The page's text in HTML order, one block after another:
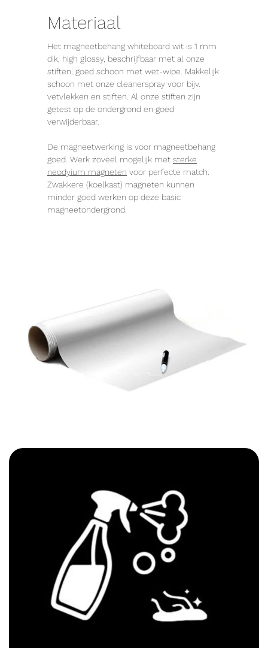
Materiaal
Het magneetbehang whiteboard wit is 1 mm
dik, high glossy, beschrijfbaar met al onze
stiften, goed schoon met wet-wipe. Makkelijk
schoon met onze cleanerspray voor bijv.
vetvlekken en stiften. Al onze stiften zijn
getest op de ondergrond en goed
verwijderbaar.
De magneetwerking is voor magneetbehang
goed. Werk zoveel mogelijk met sterke
neodyium magneten voor perfecte match.
Zwakkere (koelkast) magneten kunnen
minder goed werken op deze basic
magneetondergrond.